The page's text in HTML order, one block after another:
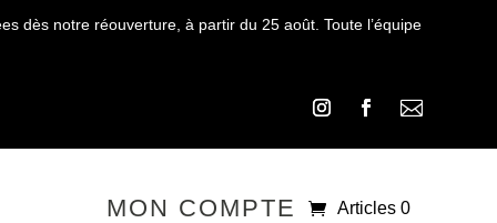
dès notre réouverture, à partir du 25 août. Toute l’équipe

MON COMPTE Articles 0